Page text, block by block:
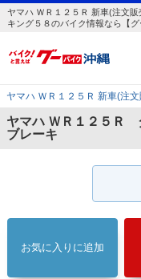
ヤマハ ＷＲ１２５Ｒ 新車(注文
キング５８のバイク情報なら【グ
ヤマハ ＷＲ１２５Ｒ 新車(注
ヤマハ ＷＲ１２５Ｒ
ブレーキ
お気に入りに追加